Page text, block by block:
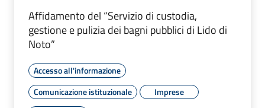
Affidamento del “Servizio di custodia,
gestione e pulizia dei bagni pubblici di Lido di
Noto”
Accesso all'informazione
Comunicazione istituzionale
Imprese